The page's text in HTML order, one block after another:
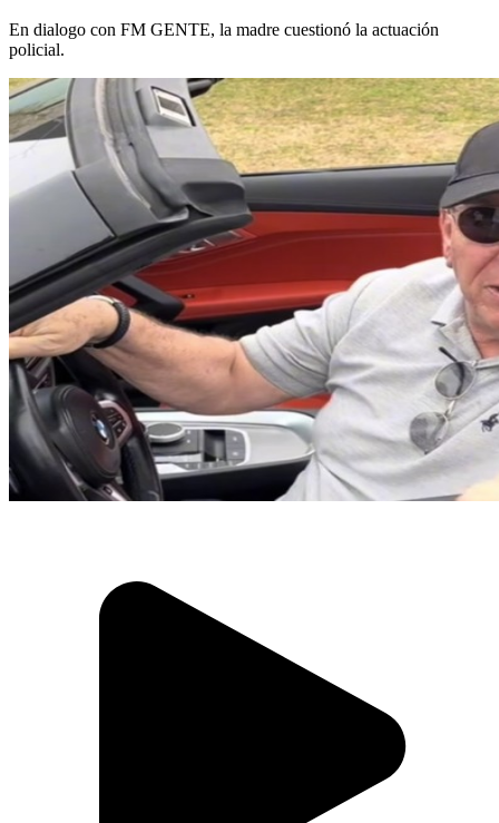
En dialogo con FM GENTE, la madre cuestionó la actuación
policial.